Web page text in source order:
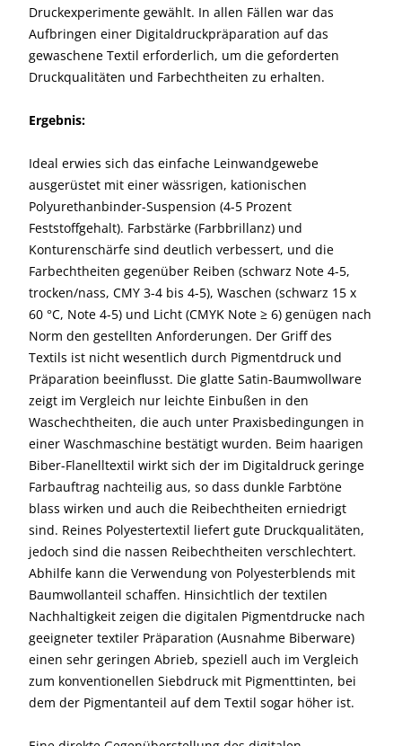
Druckexperimente gewählt. In allen Fällen war das
Aufbringen einer Digitaldruckpräparation auf das
gewaschene Textil erforderlich, um die geforderten
Druckqualitäten und Farbechtheiten zu erhalten.
Ergebnis:
Ideal erwies sich das einfache Leinwandgewebe
ausgerüstet mit einer wässrigen, kationischen
Polyurethanbinder-Suspension (4-5 Prozent
Feststoffgehalt). Farbstärke (Farbbrillanz) und
Konturenschärfe sind deutlich verbessert, und die
Farbechtheiten gegenüber Reiben (schwarz Note 4-5,
trocken/nass, CMY 3-4 bis 4-5), Waschen (schwarz 15 x
60 °C, Note 4-5) und Licht (CMYK Note ≥ 6) genügen nach
Norm den gestellten Anforderungen. Der Griff des
Textils ist nicht wesentlich durch Pigmentdruck und
Präparation beeinflusst. Die glatte Satin-Baumwollware
zeigt im Vergleich nur leichte Einbußen in den
Waschechtheiten, die auch unter Praxisbedingungen in
einer Waschmaschine bestätigt wurden. Beim haarigen
Biber-Flanelltextil wirkt sich der im Digitaldruck geringe
Farbauftrag nachteilig aus, so dass dunkle Farbtöne
blass wirken und auch die Reibechtheiten erniedrigt
sind. Reines Polyestertextil liefert gute Druckqualitäten,
jedoch sind die nassen Reibechtheiten verschlechtert.
Abhilfe kann die Verwendung von Polyesterblends mit
Baumwollanteil schaffen. Hinsichtlich der textilen
Nachhaltigkeit zeigen die digitalen Pigmentdrucke nach
geeigneter textiler Präparation (Ausnahme Biberware)
einen sehr geringen Abrieb, speziell auch im Vergleich
zum konventionellen Siebdruck mit Pigmenttinten, bei
dem der Pigmentanteil auf dem Textil sogar höher ist.